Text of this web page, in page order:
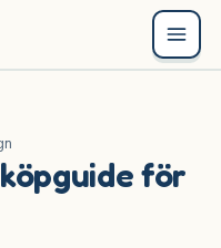
för